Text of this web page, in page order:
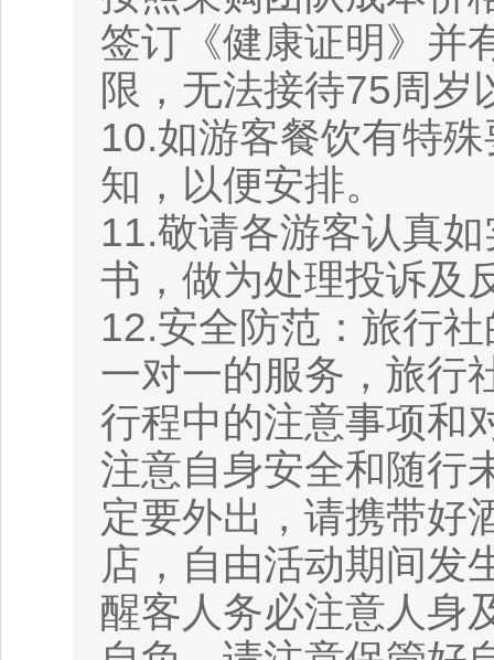
签订《健康证明》并
限，无法接待75周岁
10.如游客餐饮有特
知，以便安排。
11.敬请各游客认真
书，做为处理投诉及
12.安全防范：旅行
一对一的服务，旅行
行程中的注意事项和
注意自身安全和随行
定要外出，请携带好
店，自由活动期间发
醒客人务必注意人身